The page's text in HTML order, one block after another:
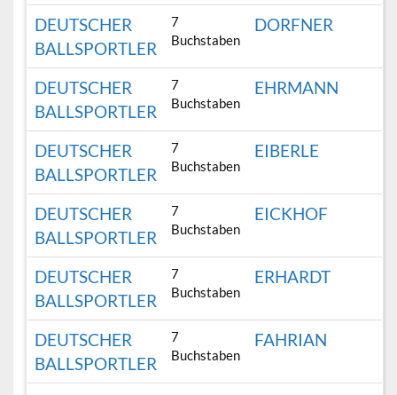
DEUTSCHER
BALLSPORTLER
7
Buchstaben
DORFNER
DEUTSCHER
BALLSPORTLER
7
Buchstaben
EHRMANN
DEUTSCHER
BALLSPORTLER
7
Buchstaben
EIBERLE
DEUTSCHER
BALLSPORTLER
7
Buchstaben
EICKHOF
DEUTSCHER
BALLSPORTLER
7
Buchstaben
ERHARDT
DEUTSCHER
BALLSPORTLER
7
Buchstaben
FAHRIAN